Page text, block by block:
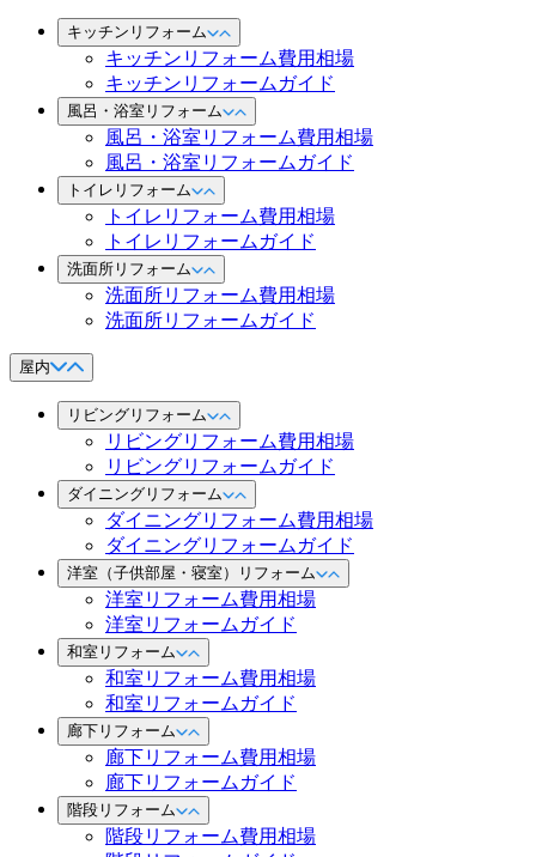
キッチンリフォーム
キッチンリフォーム費用相場
キッチンリフォームガイド
風呂・浴室リフォーム
風呂・浴室リフォーム費用相場
風呂・浴室リフォームガイド
トイレリフォーム
トイレリフォーム費用相場
トイレリフォームガイド
洗面所リフォーム
洗面所リフォーム費用相場
洗面所リフォームガイド
屋内
リビングリフォーム
リビングリフォーム費用相場
リビングリフォームガイド
ダイニングリフォーム
ダイニングリフォーム費用相場
ダイニングリフォームガイド
洋室（子供部屋・寝室）リフォーム
洋室リフォーム費用相場
洋室リフォームガイド
和室リフォーム
和室リフォーム費用相場
和室リフォームガイド
廊下リフォーム
廊下リフォーム費用相場
廊下リフォームガイド
階段リフォーム
階段リフォーム費用相場